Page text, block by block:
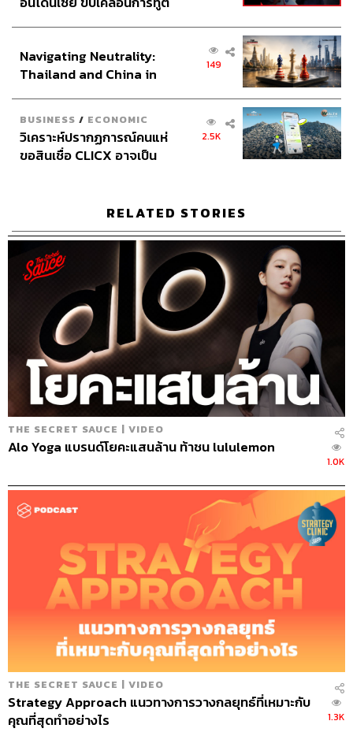
TAGS:
นวัตกรรม
เคน นครินทร์
นครินทร์ วนกิจไพบูลย์
โควิด-19
Podcast
วัคซีน GSK
brand
เคน
Medical Hub
ABOUT THE HOST
นครินทร์ วนกิจไพบูลย์
บรรณาธิการบริหาร สำนักข่าว THE
STANDARD วิทยากรด้านสื่อและการทำคอน
เทนต์ออนไลน์
อินโดนีเซีย
Navigating Neutrality:
Thailand and China in
149
BUSINESS / ECONOMIC
วิเคราะห์ปรากฏการณ์คนแห่
ขอสินเชื่อ CLICX อาจเป็น
2.5K
RELATED STORIES
THE SECRET SAUCE | VIDEO
Alo Yoga แบรนด์โยคะแสนล้าน ท้าชน lululemon
1.0K
THE SECRET SAUCE | VIDEO
Strategy Approach แนวทางการวางกลยุทธ์ที่เหมาะกับ
คุณที่สุดทำอย่างไร
1.3K